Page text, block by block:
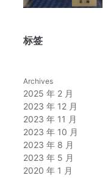
标签
Archives
2025 年 2 月
2023 年 12 月
2023 年 11 月
2023 年 10 月
2023 年 8 月
2023 年 5 月
2020 年 1 月